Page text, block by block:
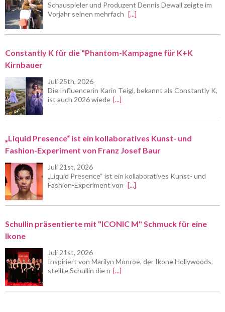
Schauspieler und Produzent Dennis Dewall zeigte im
Vorjahr seinen mehrfach [...]
Constantly K für die "Phantom-Kampagne für K+K
Kirnbauer
Juli 25th, 2026
Die Influencerin Karin Teigl, bekannt als Constantly K,
ist auch 2026 wiede [...]
„Liquid Presence“ ist ein kollaboratives Kunst- und
Fashion-Experiment von Franz Josef Baur
Juli 21st, 2026
„Liquid Presence“ ist ein kollaboratives Kunst- und
Fashion-Experiment von [...]
Schullin präsentierte mit "ICONIC M" Schmuck für eine
Ikone
Juli 21st, 2026
Inspiriert von Marilyn Monroe, der Ikone Hollywoods,
stellte Schullin die n [...]